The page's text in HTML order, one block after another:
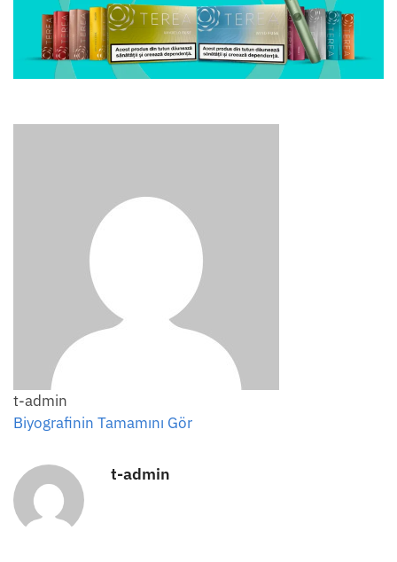
t-admin
Biyografinin Tamamını Gör
t-admin